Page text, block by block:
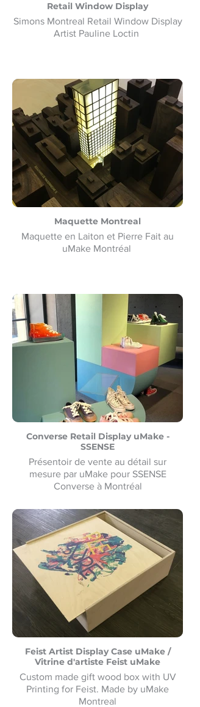
Retail Window Display
Simons Montreal Retail Window Display
Artist Pauline Loctin
Maquette Montreal
Maquette en Laiton et Pierre Fait au
uMake Montréal
Converse Retail Display uMake -
SSENSE
Présentoir de vente au détail sur
mesure par uMake pour SSENSE
Converse à Montréal
Feist Artist Display Case uMake /
Vitrine d'artiste Feist uMake
Custom made gift wood box with UV
Printing for Feist. Made by uMake
Montreal